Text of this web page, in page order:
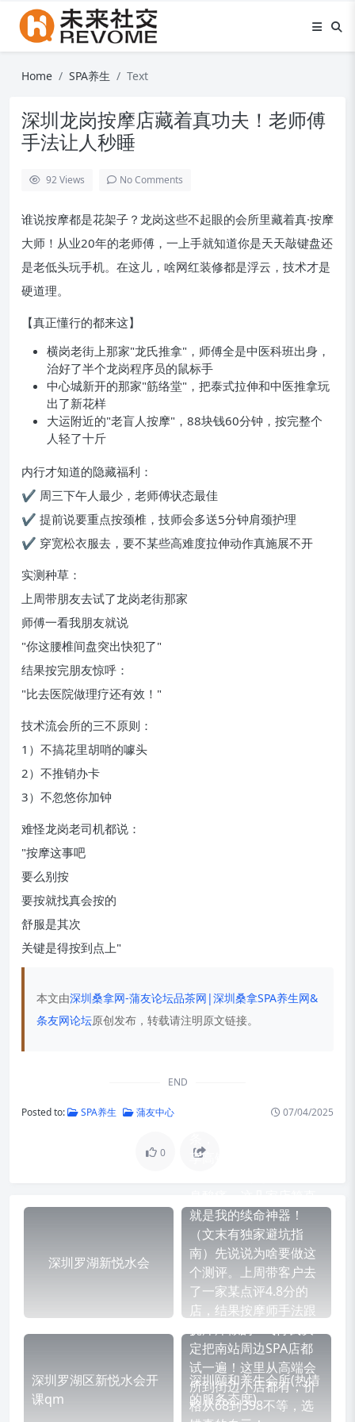
Home SPA养生 Text
深圳龙岗按摩店藏着真功夫！老师傅
手法让人秒睡
92Views No Comments
谁说按摩都是花架子？龙岗这些不起眼的会所里藏着真·按摩
大师！从业20年的老师傅，一上手就知道你是天天敲键盘还
是老低头玩手机。在这儿，啥网红装修都是浮云，技术才是
硬道理。
【真正懂行的都来这】
横岗老街上那家"龙氏推拿"，师傅全是中医科班出身，
治好了半个龙岗程序员的鼠标手
中心城新开的那家"筋络堂"，把泰式拉伸和中医推拿玩
出了新花样
大运附近的"老盲人按摩"，88块钱60分钟，按完整个
人轻了十斤
内行才知道的隐藏福利：
✔ 周三下午人最少，老师傅状态最佳
✔ 提前说要重点按颈椎，技师会多送5分钟肩颈护理
✔ 穿宽松衣服去，要不某些高难度拉伸动作真施展不开
实测种草：
上周带朋友去试了龙岗老街那家
师傅一看我朋友就说
"你这腰椎间盘突出快犯了"
结果按完朋友惊呼：
"比去医院做理疗还有效！"
技术流会所的三不原则：
1）不搞花里胡哨的噱头
2）不推销办卡
3）不忽悠你加钟
难怪龙岗老司机都说：
"按摩这事吧
要么别按
要按就找真会按的
舒服是其次
关键是得按到点上"
本文由深圳桑拿网-蒲友论坛品茶网|深圳桑拿SPA养生网&
条友网论坛原创发布，转载请注明原文链接。
END
Posted to: SPA养生 蒲友中心 07/04/2025
0
深圳罗湖新悦水会
惠州南站出差的老油
享高铁站附近的SPA宝
就是我的续命神器！
（文末有独家避坑指
南）先说说为啥要做这
个测评。上周带客户去
了一家某点评4.8分的
店，结果按摩师手法跟
定把南站周边SPA店都
试一遍！这里从高端会
所到街边小店都有，价
格从68到398不等，选
深圳罗湖区新悦水会开
课qm
深圳颐和养生会所(热情
的服务态度)